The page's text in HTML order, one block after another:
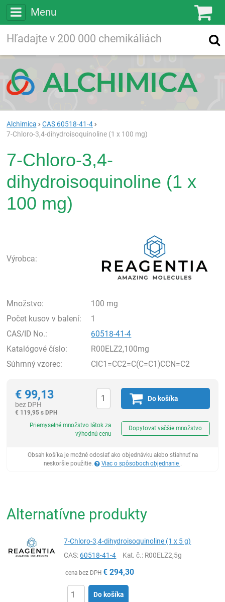
Menu
Vyhľadávanie
Alchimica
CAS 60518-41-4
7-Chloro-3,4-dihydroisoquinoline (1 x 100 mg)
7-Chloro-3,4-
dihydroisoquinoline (1 x
100 mg)
Výrobca:
Množstvo:
100 mg
Počet kusov v balení:
1
CAS/ID No.:
60518-41-4
Katalógové číslo:
R00ELZ2,100mg
Súhrnný vzorec:
ClC1=CC2=C(C=C1)CCN=C2
€ 99,13
bez DPH
€ 119,95 s DPH
Do košíka
Priemyselné množstvo látok za
výhodnú cenu
Dopytovať väčšie množstvo
Obsah košíka je možné odoslať ako objednávku alebo stiahnuť na
neskoršie použitie.
Viac o spôsoboch objednanie .
Alternatívne produkty
7-Chloro-3,4-dihydroisoquinoline (1 x 5 g)
CAS:60518-41-4 Kat. č.: R00ELZ2,5g
cena bez DPH € 294,30
Do košíka